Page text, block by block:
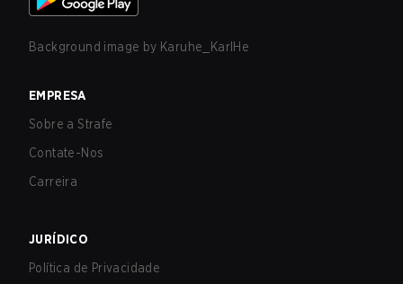
Background image by Karuhe_KarlHe
EMPRESA
Sobre a Strafe
Contate-Nos
Carreira
JURÍDICO
Política de Privacidade